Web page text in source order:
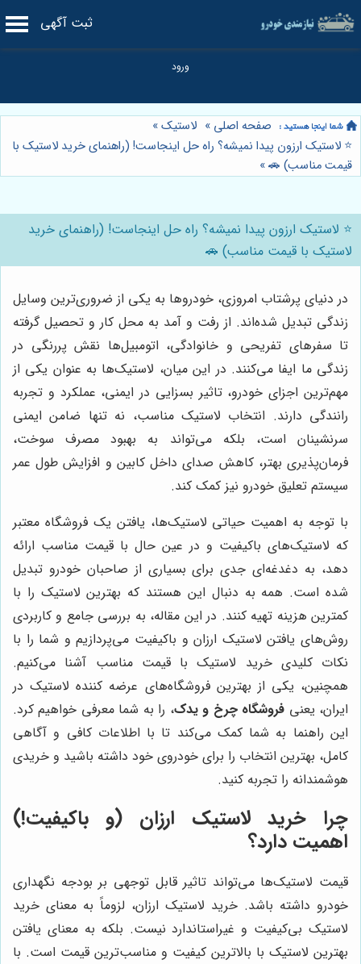
ثبت آگهی
صفحه اصلی » لاستیک»
⭐️ لاستیک ارزون پیدا نمیشه؟ راه حل اینجاست! (راهنمای خرید لاستیک با
قیمت مناسب) 🚗»
⭐️ لاستیک ارزون پیدا نمیشه؟ راه حل اینجاست! (راهنمای خرید
لاستیک با قیمت مناسب) 🚗
در دنیای پرشتاب امروزی، خودروها به یکی از ضروری‌ترین وسایل
زندگی تبدیل شده‌اند. از رفت و آمد به محل کار و تحصیل گرفته
تا سفرهای تفریحی و خانوادگی، اتومبیل‌ها نقش پررنگی در
زندگی ما ایفا می‌کنند. در این میان، لاستیک‌ها به عنوان یکی از
مهم‌ترین اجزای خودرو، تاثیر بسزایی در ایمنی، عملکرد و تجربه
رانندگی دارند. انتخاب لاستیک مناسب، نه تنها ضامن ایمنی
سرنشینان است، بلکه می‌تواند به بهبود مصرف سوخت،
فرمان‌پذیری بهتر، کاهش صدای داخل کابین و افزایش طول عمر
سیستم تعلیق خودرو نیز کمک کند.
با توجه به اهمیت حیاتی لاستیک‌ها، یافتن یک فروشگاه معتبر
که لاستیک‌های باکیفیت و در عین حال با قیمت مناسب ارائه
دهد، به دغدغه‌ای جدی برای بسیاری از صاحبان خودرو تبدیل
شده است. همه به دنبال این هستند که بهترین لاستیک را با
کمترین هزینه تهیه کنند. در این مقاله، به بررسی جامع و کاربردی
روش‌های یافتن لاستیک ارزان و باکیفیت می‌پردازیم و شما را با
نکات کلیدی خرید لاستیک با قیمت مناسب آشنا می‌کنیم.
همچنین، یکی از بهترین فروشگاه‌های عرضه کننده لاستیک در
ایران، یعنی فروشگاه چرخ و یدک، را به شما معرفی خواهیم کرد.
این راهنما به شما کمک می‌کند تا با اطلاعات کافی و آگاهی
کامل، بهترین انتخاب را برای خودروی خود داشته باشید و خریدی
هوشمندانه را تجربه کنید.
چرا خرید لاستیک ارزان (و باکیفیت!)
اهمیت دارد؟
قیمت لاستیک‌ها می‌تواند تاثیر قابل توجهی بر بودجه نگهداری
خودرو داشته باشد. خرید لاستیک ارزان، لزوماً به معنای خرید
لاستیک بی‌کیفیت و غیراستاندارد نیست. بلکه به معنای یافتن
بهترین لاستیک با بالاترین کیفیت و مناسب‌ترین قیمت است. با